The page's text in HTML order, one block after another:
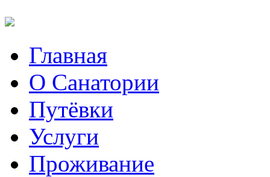
Главная
О Санатории
Путёвки
Услуги
Проживание